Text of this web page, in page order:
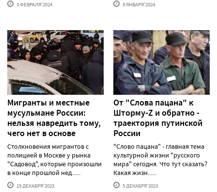
3 ФЕВРАЛЯ'2024 8 ЯНВАРЯ'2024
Мигранты и местные
мусульмане России:
нельзя навредить тому,
чего нет в основе
Столкновения мигрантов с
полицией в Москве у рынка
"Садовод", которые произошли
в конце прошлой нед......
19 ДЕКАБРЯ'2023
От "Слова пацана" к
Шторму-Z и обратно -
траектория путинской
России
"Слово пацана" - главная тема
культурной жизни "русского
мира" сегодня. Что тут сказать?
Какая жизн......
5 ДЕКАБРЯ'2023